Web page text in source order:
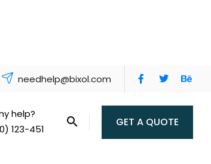
needhelp@bixol.com
help?
123-451
GET A QUOTE